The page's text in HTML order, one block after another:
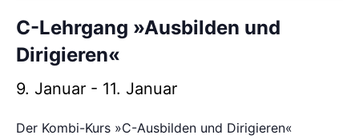
C-Lehrgang »Ausbilden und
Dirigieren«
9. Januar - 11. Januar
Der Kombi-Kurs »C-Ausbilden und Dirigieren«